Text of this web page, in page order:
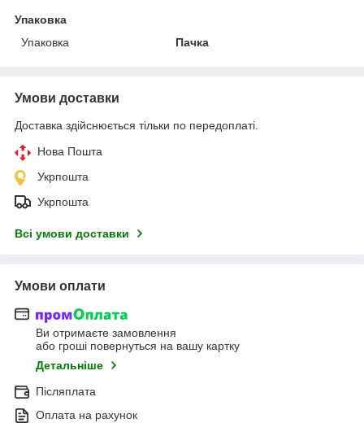
Упаковка
Упаковка
Пачка
Умови доставки
Доставка здійснюється тільки по передоплаті.
Нова Пошта
Укрпошта
Укрпошта
Всі умови доставки
Умови оплати
Ви отримаєте замовлення
або гроші повернуться на вашу картку
Детальніше
Післяплата
Оплата на рахунок